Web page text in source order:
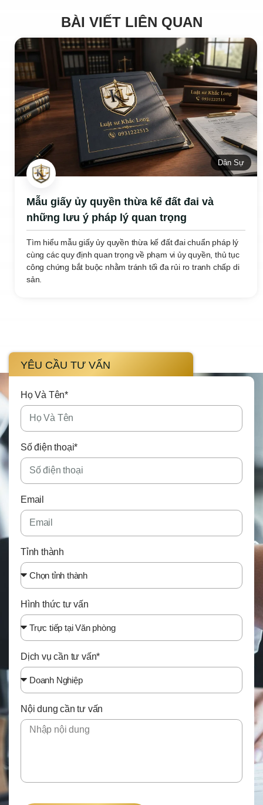
BÀI VIẾT LIÊN QUAN
Dân Sự
Mẫu giấy ủy quyền thừa kế đất đai và
những lưu ý pháp lý quan trọng
Tìm hiểu mẫu giấy ủy quyền thừa kế đất đai chuẩn pháp lý
cùng các quy định quan trọng về phạm vi ủy quyền, thủ tục
công chứng bắt buộc nhằm tránh tối đa rủi ro tranh chấp di
sản.
YÊU CẦU TƯ VẤN
Họ Và Tên*
Số điện thoại*
Email
Tỉnh thành
Hình thức tư vấn
Dịch vụ cần tư vấn*
Nội dung cần tư vấn